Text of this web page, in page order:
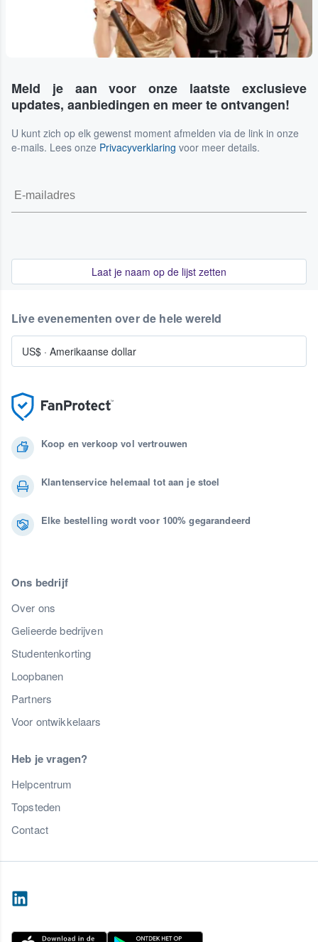
Meld je aan voor onze laatste exclusieve
updates, aanbiedingen en meer te ontvangen!
U kunt zich op elk gewenst moment afmelden via de link in onze
e-mails. Lees onze Privacyverklaring voor meer details.
Laat je naam op de lijst zetten
Koop en verkoop vol vertrouwen
Klantenservice helemaal tot aan je stoel
Elke bestelling wordt voor 100% gegarandeerd
Ons bedrijf
Over ons
Gelieerde bedrijven
Studentenkorting
Loopbanen
Partners
Voor ontwikkelaars
Heb je vragen?
Helpcentrum
Topsteden
Contact
Live evenementen over de hele wereld
US$ · Amerikaanse dollar